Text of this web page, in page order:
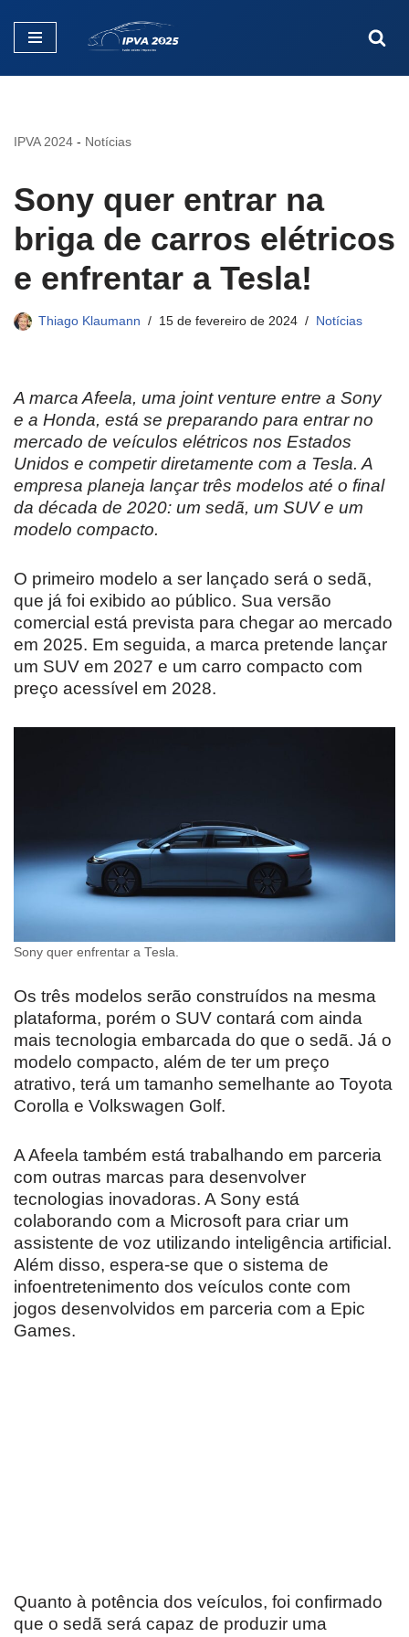
Pular
IPVA 2024 - Notícias
Sony quer entrar na
briga de carros elétricos
e enfrentar a Tesla!
Thiago Klaumann 15 de fevereiro de 2024 Notícias
A marca Afeela, uma joint venture entre a Sony
e a Honda, está se preparando para entrar no
mercado de veículos elétricos nos Estados
Unidos e competir diretamente com a Tesla. A
empresa planeja lançar três modelos até o final
da década de 2020: um sedã, um SUV e um
modelo compacto.
O primeiro modelo a ser lançado será o sedã,
que já foi exibido ao público. Sua versão
comercial está prevista para chegar ao mercado
em 2025. Em seguida, a marca pretende lançar
um SUV em 2027 e um carro compacto com
preço acessível em 2028.
Sony quer enfrentar a Tesla.
Os três modelos serão construídos na mesma
plataforma, porém o SUV contará com ainda
mais tecnologia embarcada do que o sedã. Já o
modelo compacto, além de ter um preço
atrativo, terá um tamanho semelhante ao Toyota
Corolla e Volkswagen Golf.
A Afeela também está trabalhando em parceria
com outras marcas para desenvolver
tecnologias inovadoras. A Sony está
colaborando com a Microsoft para criar um
assistente de voz utilizando inteligência artificial.
Além disso, espera-se que o sistema de
infoentretenimento dos veículos conte com
jogos desenvolvidos em parceria com a Epic
Games.
Quanto à potência dos veículos, foi confirmado
que o sedã será capaz de produzir uma